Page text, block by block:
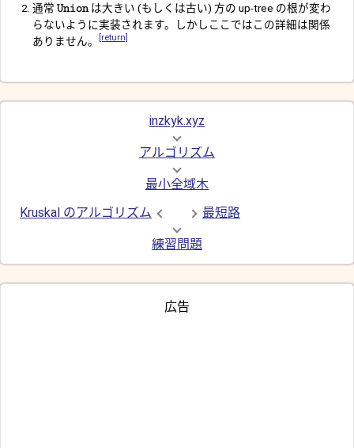
通常 Unionは大きい (もしくは古い) 方の up-tree の根が変わ
らないように実装されます。しかしここではこの詳細は関係
ありません。
[return]
inzkyk.xyz
アルゴリズム
最小全域木
Kruskal のアルゴリズム
最短路
練習問題
広告